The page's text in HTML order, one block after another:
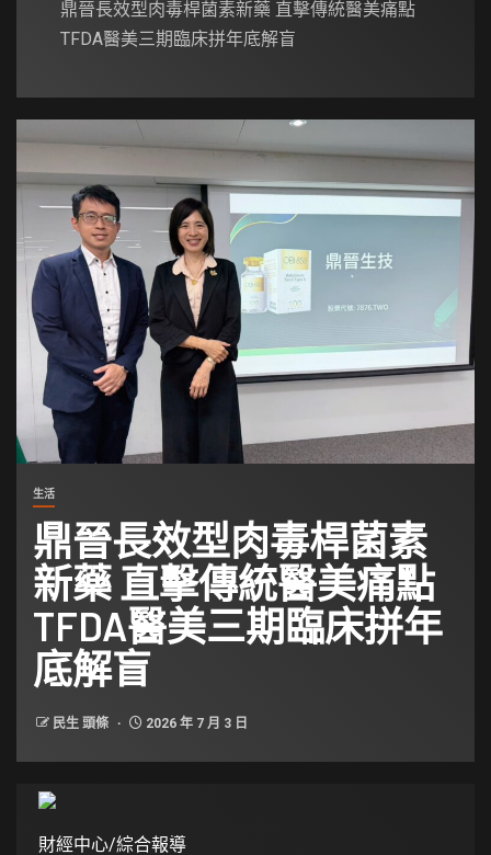
鼎晉長效型肉毒桿菌素新藥 直擊傳統醫美痛點
TFDA醫美三期臨床拼年底解盲
生活
鼎晉長效型肉毒桿菌素
新藥 直擊傳統醫美痛點
TFDA醫美三期臨床拼年
底解盲
民生 頭條 2026 年 7 月 3 日
財經中心/綜合報導